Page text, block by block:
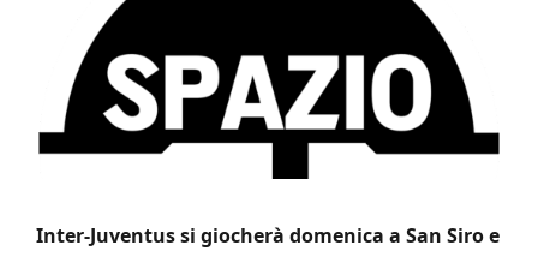
Inter-Juventus si giocherà domenica a San Siro e